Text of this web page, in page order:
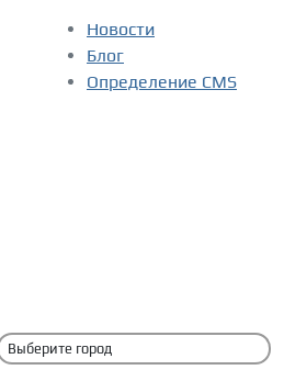
Новости
Блог
Определение CMS